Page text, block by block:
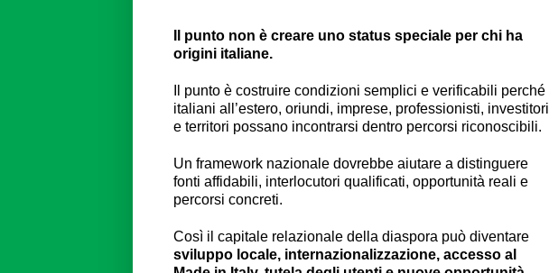
Il punto non è creare uno status speciale per chi ha
origini italiane.
Il punto è costruire condizioni semplici e verificabili perché
italiani all’estero, oriundi, imprese, professionisti, investitori
e territori possano incontrarsi dentro percorsi riconoscibili.
Un framework nazionale dovrebbe aiutare a distinguere
fonti affidabili, interlocutori qualificati, opportunità reali e
percorsi concreti.
Così il capitale relazionale della diaspora può diventare
sviluppo locale, internazionalizzazione, accesso al